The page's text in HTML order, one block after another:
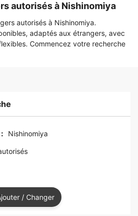
autorisés à Nishinomiya
autorisés à Nishinomiya.
adaptés aux étrangers, avec
Commencez votre recherche
Nishinomiya
/ Changer